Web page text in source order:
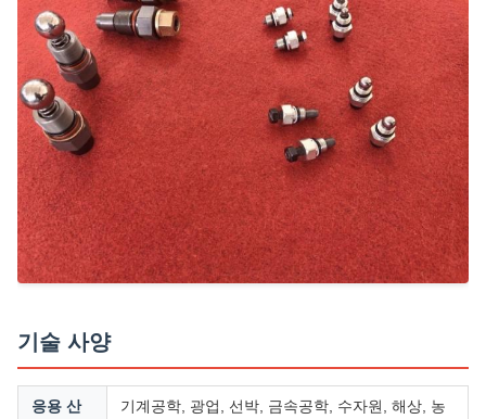
기술 사양
응용 산 기계공학, 광업, 선박, 금속공학, 수자원, 해상, 농